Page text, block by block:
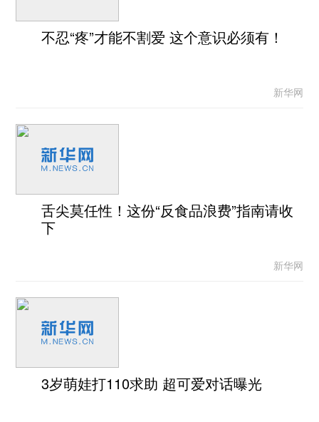
不忍“疼”才能不割爱 这个意识必须有！
新华网
舌尖莫任性！这份“反食品浪费”指南请收
下
新华网
3岁萌娃打110求助 超可爱对话曝光